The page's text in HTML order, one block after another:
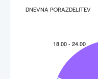
DNEVNA PORAZDELITEV